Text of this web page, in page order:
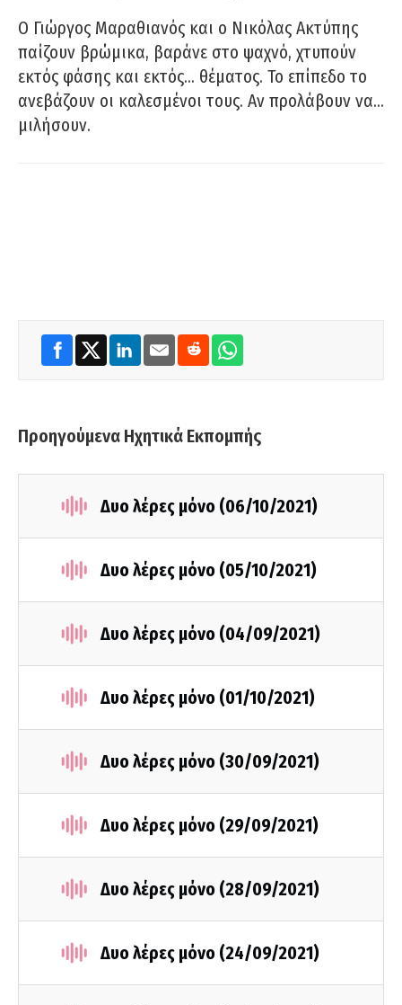
Ο Γιώργος Μαραθιανός και ο Νικόλας Ακτύπης
παίζουν βρώμικα, βαράνε στο ψαχνό, χτυπούν
εκτός φάσης και εκτός… θέματος. Το επίπεδο το
ανεβάζουν οι καλεσμένοι τους. Αν προλάβουν να…
μιλήσουν.
Προηγούμενα Ηχητικά Εκπομπής
Δυο λέρες μόνο (06/10/2021)
Δυο λέρες μόνο (05/10/2021)
Δυο λέρες μόνο (04/09/2021)
Δυο λέρες μόνο (01/10/2021)
Δυο λέρες μόνο (30/09/2021)
Δυο λέρες μόνο (29/09/2021)
Δυο λέρες μόνο (28/09/2021)
Δυο λέρες μόνο (24/09/2021)